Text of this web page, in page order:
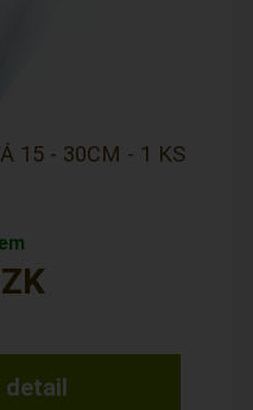
15 - 30CM - 1 KS
detail